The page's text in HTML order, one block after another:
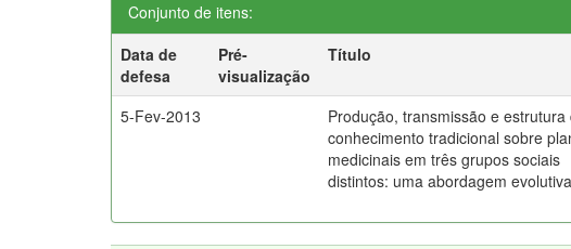
Conjunto de itens:
Data de
defesa
Pré-
visualização
Título
5-Fev-2013
Produção, transmissão e estrutura
conhecimento tradicional sobre
medicinais em três grupos sociais
distintos: uma abordagem evolutiva